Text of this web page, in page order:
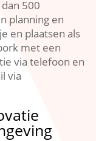
500
planning en
en plaatsen als
met een
via telefoon en
via